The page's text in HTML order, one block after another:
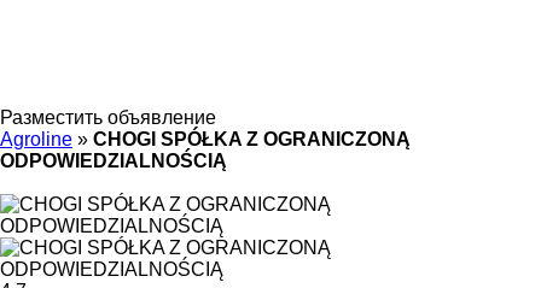
Разместить объявление
Agroline » CHOGI SPÓŁKA Z OGRANICZONĄ
ODPOWIEDZIALNOŚCIĄ